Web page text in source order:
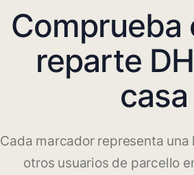
Comprueba
reparte
casa
Cada marcador representa una
otros usuarios de parcello